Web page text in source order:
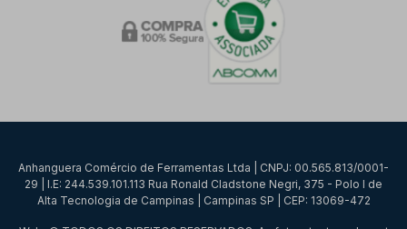
Anhanguera Comércio de Ferramentas Ltda | CNPJ: 00.565.813/0001-
29 | I.E: 244.539.101.113 Rua Ronald Cladstone Negri, 375 - Polo I de
Alta Tecnologia de Campinas | Campinas SP | CEP: 13069-472